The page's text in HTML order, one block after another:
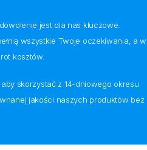
jest dla nas kluczowe.
wszystkie Twoje oczekiwania, a w
kosztów.
skorzystać z 14-dniowego okresu
jakości naszych produktów bez